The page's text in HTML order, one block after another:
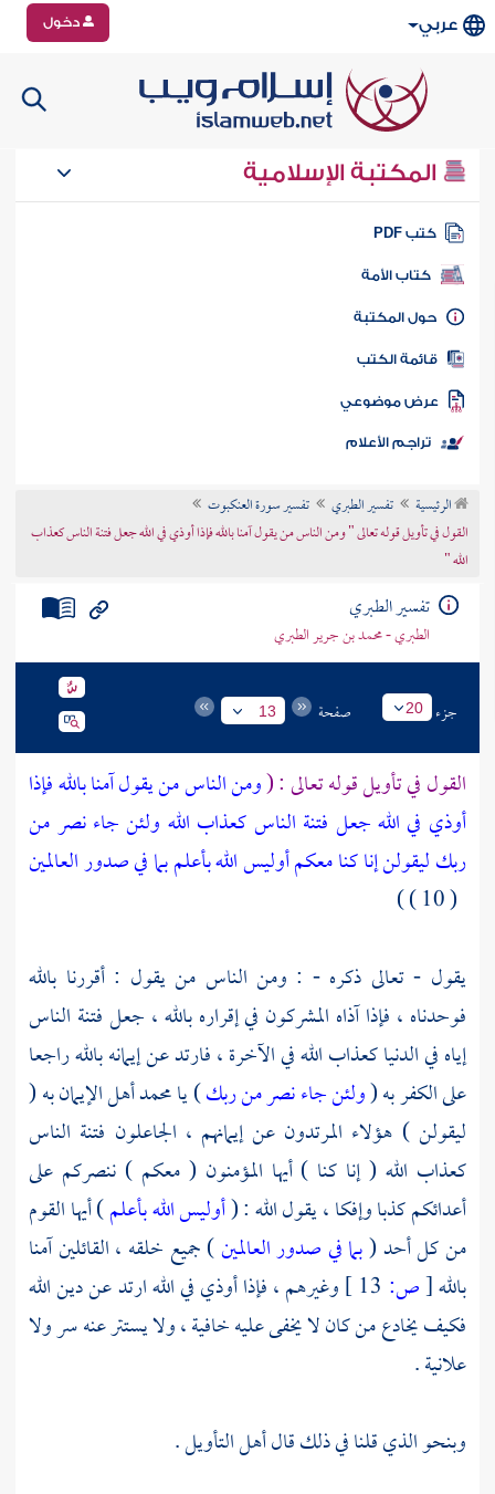
عربي دخول
المكتبة الإسلامية
كتب PDF
كتاب الأمة
المكتبة
الكتب
موضوعي
تراجم الأعلام
الرئيسية تفسير الطبري
تفسير سورة العنكبوت
القول في تأويل قوله تعالى " ومن الناس من يقول آمنا بالله فإذا أوذي في الله جعل فتنة الناس كعذاب
الله "
تفسير الطبري
الطبري - محمد بن جرير الطبري
جزء 20 صفحة 13
القول في تأويل قوله تعالى : (ومن الناس من يقول آمنا بالله فإذا
أوذي في الله جعل فتنة الناس كعذاب الله ولئن جاء نصر من
ربك ليقولن إنا كنا معكم أوليس الله بأعلم بما في صدور العالمين
( 10 ) )
يقول - تعالى ذكره - : ومن الناس من يقول : أقررنا بالله
فوحدناه ، فإذا آذاه المشركون في إقراره بالله ، جعل فتنة الناس
إياه في الدنيا كعذاب الله في الآخرة ، فارتد عن إيمانه بالله راجعا
على الكفر به (ولئن جاء نصر من ربك) يامحمدأهل الإيمان به (
ليقولن ) هؤلاء المرتدون عن إيمانهم ، الجاعلون فتنة الناس
كعذاب الله ( إنا كنا ) أيها المؤمنون ( معكم ) ننصركم على
أعدائكم كذبا وإفكا ، يقول الله : (أوليس الله بأعلم) أيها القوم
من كل أحد (بما في صدور العالمين) جميع خلقه ، القائلين آمنا
بالله[ص:
وغيرهم ، فإذا أوذي في الله ارتد عن دين الله
فكيف يخادع من كان لا يخفى عليه خافية ، ولا يستتر عنه سر ولا
علانية .
وبنحو الذي قلنا في ذلك قال أهل التأويل .